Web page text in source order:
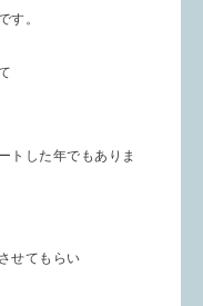
。
トした年でもありま
せてもらい